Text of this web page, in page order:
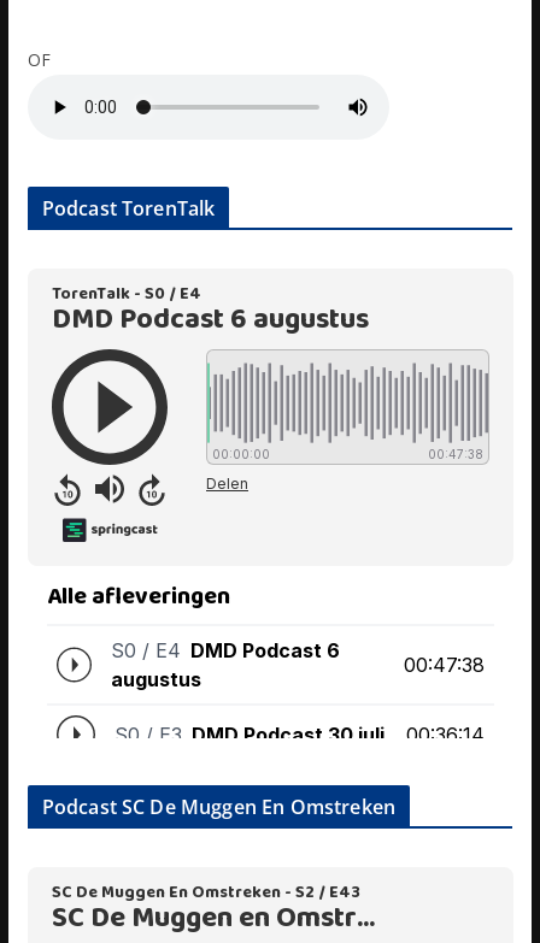
OF
Podcast TorenTalk
Podcast SC De Muggen En Omstreken